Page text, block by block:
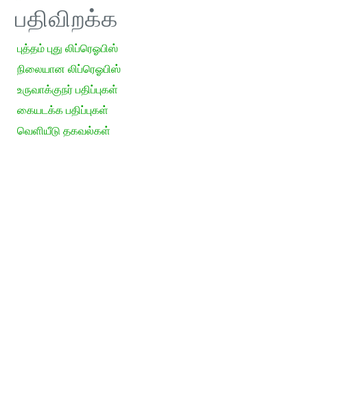
பதிவிறக்க
புத்தம் புது லிப்ரெஓபிஸ்
நிலையான லிப்ரெஓபிஸ்
உருவாக்குநர் பதிப்புகள்
கையடக்க பதிப்புகள்
வெளியீடு தகவல்கள்